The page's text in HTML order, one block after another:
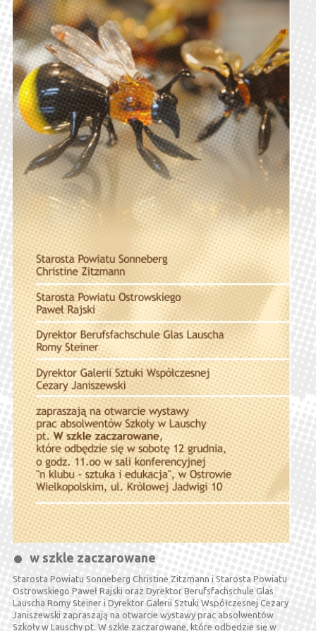
w szkle zaczarowane
Starosta Powiatu Sonneberg Christine Zitzmann i Starosta Powiatu
Ostrowskiego Paweł Rajski oraz Dyrektor Berufsfachschule Glas
Lauscha Romy Steiner i Dyrektor Galerii Sztuki Współczesnej Cezary
Janiszewski zapraszają na otwarcie wystawy prac absolwentów
Szkoły w Lauschy pt. W szkle zaczarowane, które odbędzie się w